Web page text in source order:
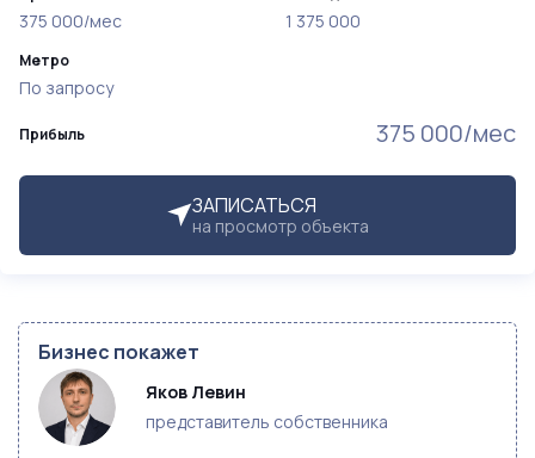
Прибыль 375 000/мес
ЗАПИСАТЬСЯ
на просмотр объекта
375 000/мес 1 375 000
Метро
По запросу
Бизнес покажет
Яков Левин
представитель собственника